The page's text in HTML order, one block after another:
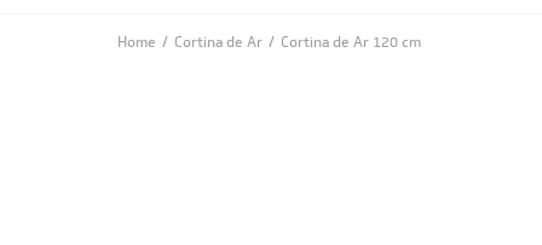
Home / Cortina de Ar / Cortina de Ar 120 cm